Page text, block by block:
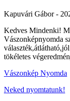
Kapuvári Gábor -
Kedves Mindenki!
Vászonképnyomda
tökéletes
Vászonkép Nyomda
Neked nyomtatunk!